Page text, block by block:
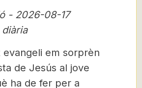
- 2026-08-17
evangeli em sorprèn
de Jesús al jove
ha de fer per a